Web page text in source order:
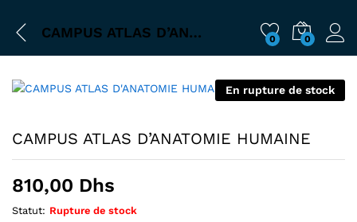
CAMPUS ATLAS D’ANATOMIE HUMAINE 0 0
En rupture de stock
CAMPUS ATLAS D’ANATOMIE HUMAINE
810,00 Dhs
Statut: Rupture de stock